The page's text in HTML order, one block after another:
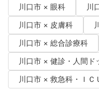
川口市 × 眼科
川
川口市 × 皮膚科
川口市 × 総合診療科
川口市 × 健診・人間ド
川口市 × 救急科・ＩＣ